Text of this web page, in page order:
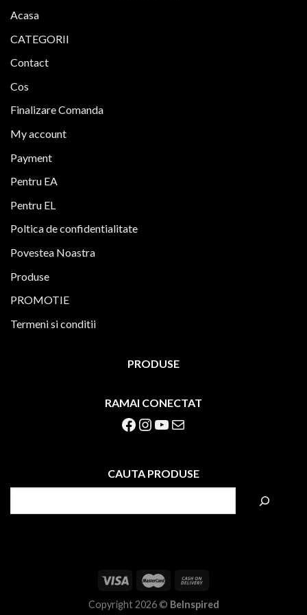
Acasa
CATEGORII
Contact
Cos
Finalizare Comanda
My account
Payment
Pentru EA
Pentru EL
Poltica de confidentialitate
Povestea Noastra
Produse
PROMOTIE
Termeni si conditii
PRODUSE
RAMAI CONECTAT
Facebook Instagram YouTube Mail
CAUTA PRODUSE
Copyright 2026 © BeInspired